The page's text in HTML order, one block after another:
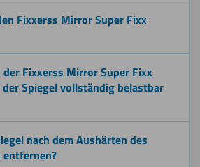
Fixxerss Mirror Super Fixx
Fixxerss Mirror Super Fixx
Spiegel vollständig belastbar
nach dem Aushärten des